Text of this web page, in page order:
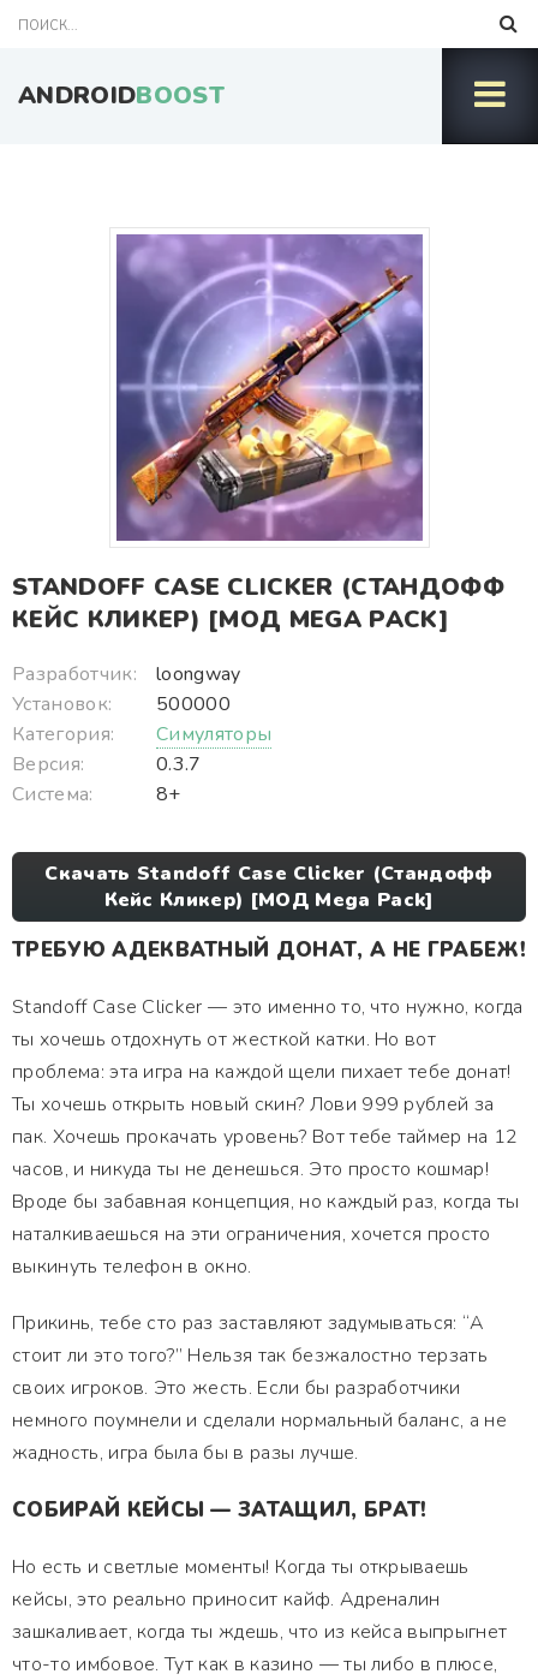
ANDROIDBOOST
STANDOFF CASE CLICKER (СТАНДОФФ
КЕЙС КЛИКЕР) [МОД MEGA PACK]
Разработчик:
loongway
Установок:
500000
Категория:
Симуляторы
Версия:
0.3.7
Система:
8+
Скачать Standoff Case Clicker (Стандофф
Кейс Кликер) [МОД Mega Pack]
ТРЕБУЮ АДЕКВАТНЫЙ ДОНАТ, А НЕ ГРАБЕЖ!
Standoff Case Clicker — это именно то, что нужно, когда
ты хочешь отдохнуть от жесткой катки. Но вот
проблема: эта игра на каждой щели пихает тебе донат!
Ты хочешь открыть новый скин? Лови 999 рублей за
пак. Хочешь прокачать уровень? Вот тебе таймер на 12
часов, и никуда ты не денешься. Это просто кошмар!
Вроде бы забавная концепция, но каждый раз, когда ты
наталкиваешься на эти ограничения, хочется просто
выкинуть телефон в окно.
Прикинь, тебе сто раз заставляют задумываться: “А
стоит ли это того?” Нельзя так безжалостно терзать
своих игроков. Это жесть. Если бы разработчики
немного поумнели и сделали нормальный баланс, а не
жадность, игра была бы в разы лучше.
СОБИРАЙ КЕЙСЫ — ЗАТАЩИЛ, БРАТ!
Но есть и светлые моменты! Когда ты открываешь
кейсы, это реально приносит кайф. Адреналин
зашкаливает, когда ты ждешь, что из кейса выпрыгнет
что-то имбовое. Тут как в казино — ты либо в плюсе,